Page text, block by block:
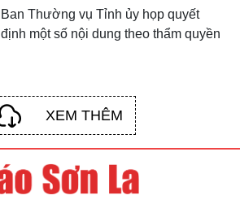
Ban Thường vụ Tỉnh ủy họp quyết
định một số nội dung theo thẩm quyền
XEM THÊM